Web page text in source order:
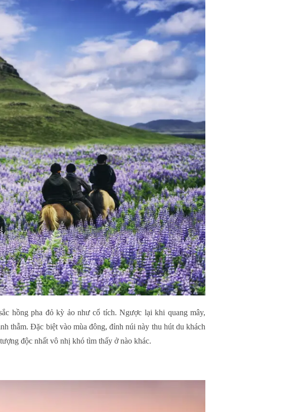
hồng pha đỏ kỳ ảo như cổ tích. Ngược lại khi quang mây,
thẫm. Đặc biệt vào mùa đông, đỉnh núi này thu hút du khách
độc nhất vô nhị khó tìm thấy ở nào khác.